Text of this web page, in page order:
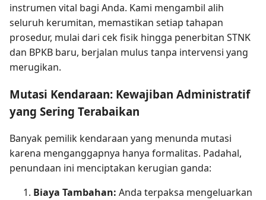
instrumen vital bagi Anda. Kami mengambil alih
seluruh kerumitan, memastikan setiap tahapan
prosedur, mulai dari cek fisik hingga penerbitan STNK
dan BPKB baru, berjalan mulus tanpa intervensi yang
merugikan.
Mutasi Kendaraan: Kewajiban Administratif
yang Sering Terabaikan
Banyak pemilik kendaraan yang menunda mutasi
karena menganggapnya hanya formalitas. Padahal,
penundaan ini menciptakan kerugian ganda:
Biaya Tambahan: Anda terpaksa mengeluarkan